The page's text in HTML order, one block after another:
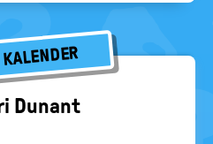
KALENDER
Dun­ant